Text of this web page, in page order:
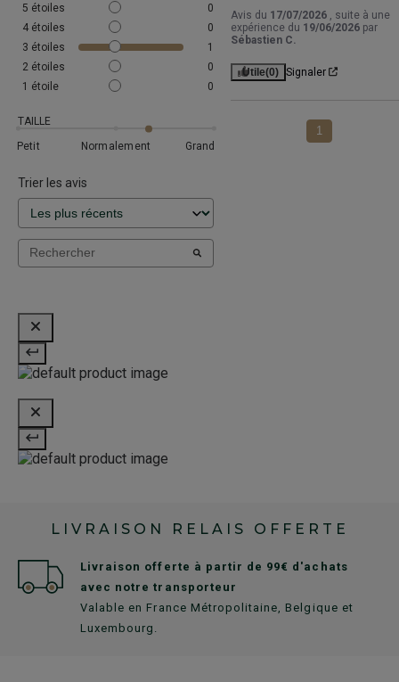
5 étoiles
0
4 étoiles
0
3 étoiles
1
2 étoiles
0
1 étoile 0
TAILLE
Petit
Normalement Grand
Trier les avis
Avis du 17/07/2026
, suite à une
expérience du 19/06/2026 par
Sébastien C.
Utile(0) Signaler
1
LIVRAISON RELAIS OFFERTE
Livraison offerte à partir de 99€ d'achats
avec notre transporteur
Valable en France Métropolitaine, Belgique et
Luxembourg.